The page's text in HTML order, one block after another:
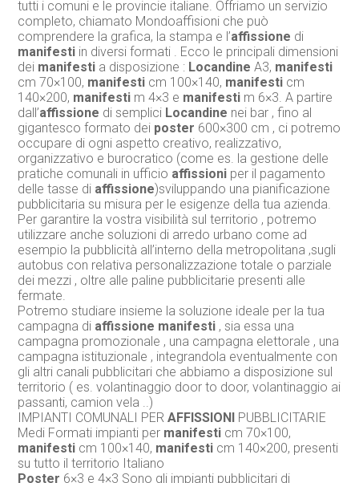
tutti i comuni e le provincie italiane. Offriamo un servizio
completo, chiamato Mondoaffisioni che può
comprendere la grafica, la stampa e l’affissione di
manifesti in diversi formati . Ecco le principali dimensioni
dei manifesti a disposizione : Locandine A3, manifesti
cm 70×100, manifesti cm 100×140, manifesti cm
140×200, manifesti m 4×3 e manifesti m 6×3. A partire
dall’affissione di semplici Locandine nei bar , fino al
gigantesco formato dei poster 600×300 cm , ci potremo
occupare di ogni aspetto creativo, realizzativo,
organizzativo e burocratico (come es. la gestione delle
pratiche comunali in ufficio affissioni per il pagamento
delle tasse di affissione)sviluppando una pianificazione
pubblicitaria su misura per le esigenze della tua azienda.
Per garantire la vostra visibilità sul territorio , potremo
utilizzare anche soluzioni di arredo urbano come ad
esempio la pubblicità all’interno della metropolitana ,sugli
autobus con relativa personalizzazione totale o parziale
dei mezzi , oltre alle paline pubblicitarie presenti alle
fermate.
Potremo studiare insieme la soluzione ideale per la tua
campagna di affissione manifesti , sia essa una
campagna promozionale , una campagna elettorale , una
campagna istituzionale , integrandola eventualmente con
gli altri canali pubblicitari che abbiamo a disposizione sul
territorio ( es. volantinaggio door to door, volantinaggio ai
passanti, camion vela ..)
IMPIANTI COMUNALI PER AFFISSIONI PUBBLICITARIE
Medi Formati impianti per manifesti cm 70×100,
manifesti cm 100×140, manifesti cm 140×200, presenti
su tutto il territorio Italiano
Poster 6×3 e 4×3 Sono gli impianti pubblicitari di